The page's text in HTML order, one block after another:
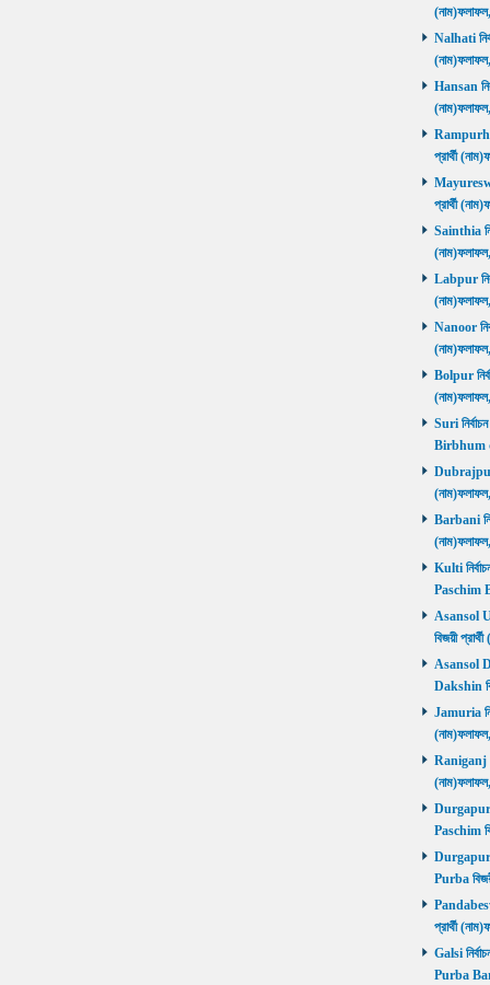
Nalhati
Hansan
Rampurhat
প্রার্থী
প্রার্থী
Sainthia
Labpur
Nanoor
Bolpur
Suri
Birbhum
Dubrajpur
Barbani
Kulti
Paschim
Asansol
বিজয়ী
Asansol
Dakshin
Jamuria
Raniganj
Durgapur
Paschim
Durgapur
Purba
প্রার্থী
Galsi
Purba